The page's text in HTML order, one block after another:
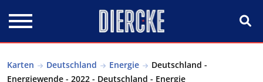
Karten Deutschland Energie
Deutschland -
Energiewende - 2022 - Deutschland - Energie